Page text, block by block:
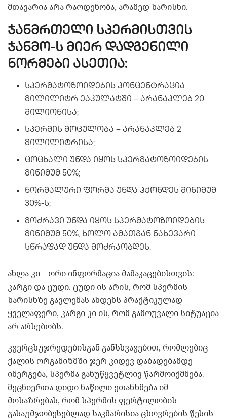
მთავარია არა რაოდენობა, არამედ ხარისხი.
ჯანმრთელი სპერმისთვის
ჯანმო-ს მიერ დადგენილი
ნორმები ასეთია:
სპერმატოზოიდების კონცენტრაცია
მილილიტრ ეაკულატში – არანაკლებ 20
მილიონისა;
სპერმის მოცულობა – არანაკლებ 2
მილილიტრისა;
ცოცხალი უნდა იყოს სპერმატოზოიდების
მინიმუმ 50%;
ნორმალური ფორმა უნდა ჰქონდეს მინიმუმ
30%-ს;
მოძრავი უნდა იყოს სპერმატოზოიდების
მინიმუმ 50%, ხოლო ამათგან ნახევარი
სწრაფად უნდა მოძრაობდეს.
ახლა კი – ორი ინფორმაცია მამაკაცებისთვის:
კარგი და ცუდი. ცუდი ის არის, რომ სპერმის
ხარისხზე გავლენას ახდენს პრაქტიკულად
ყველაფერი, კარგი კი ის, რომ გამოუვალი სიტუაცია
არ არსებობს.
კვერცხუჯრედებისგან განსხვავებით, რომლებიც
ქალის ორგანიზმში ჯერ კიდევ დაბადებამდე
ინერგება, სპერმა განუწყვეტლივ წარმოიქმნება.
მეცნიერთა დიდი ნაწილი ეთანხმება იმ
მოსაზრებას, რომ სპერმის ფერტილობის
გასაუმჯობესებლად საკმარისია ცხოვრების წესის